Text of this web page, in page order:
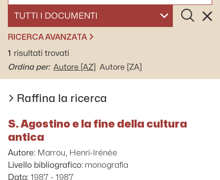
SELEZIONA UN DOCUMENTO
Cerca
RICERCA AVANZATA
1 risultati trovati
Ordina per: Autore [AZ] Autore [ZA]
Raffina la ricerca
S. Agostino e la fine della cultura
antica
Autore: Marrou, Henri-Irénée
Livello bibliografico: monografia
Data: 1987 - 1987